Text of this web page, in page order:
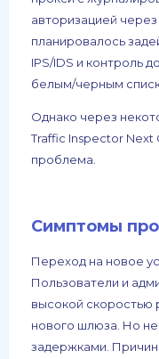
авторизацией
планировалось
IPS/IDS и контроль
белым/черным
Однако через
Traffic Inspector Next
проблема.
Симптомы
Переход на новое
Пользователи и
высокой скоростью
нового шлюза. Но
задержками.